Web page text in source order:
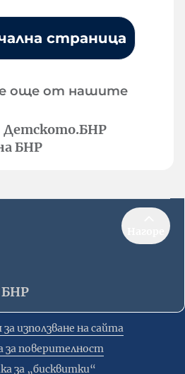
страница
още от нашите
Детското.БНР
БНР
БНР
използване на сайта
за поверителност
за „бисквитки“